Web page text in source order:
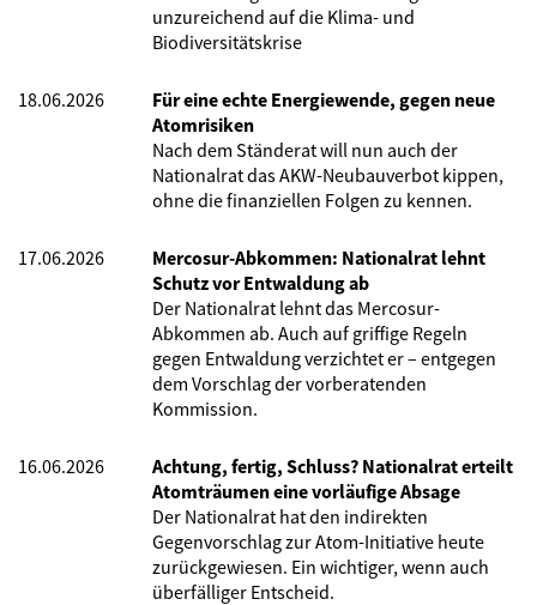
unzureichend auf die Klima- und
Biodiversitätskrise
18.06.2026
Für eine echte Energiewende, gegen neue
Atomrisiken
Nach dem Ständerat will nun auch der
Nationalrat das AKW-Neubauverbot kippen,
ohne die finanziellen Folgen zu kennen.
17.06.2026
Mercosur-Abkommen: Nationalrat lehnt
Schutz vor Entwaldung ab
Der Nationalrat lehnt das Mercosur-
Abkommen ab. Auch auf griffige Regeln
gegen Entwaldung verzichtet er – entgegen
dem Vorschlag der vorberatenden
Kommission.
16.06.2026
Achtung, fertig, Schluss? Nationalrat erteilt
Atomträumen eine vorläufige Absage
Der Nationalrat hat den indirekten
Gegenvorschlag zur Atom-Initiative heute
zurückgewiesen. Ein wichtiger, wenn auch
überfälliger Entscheid.